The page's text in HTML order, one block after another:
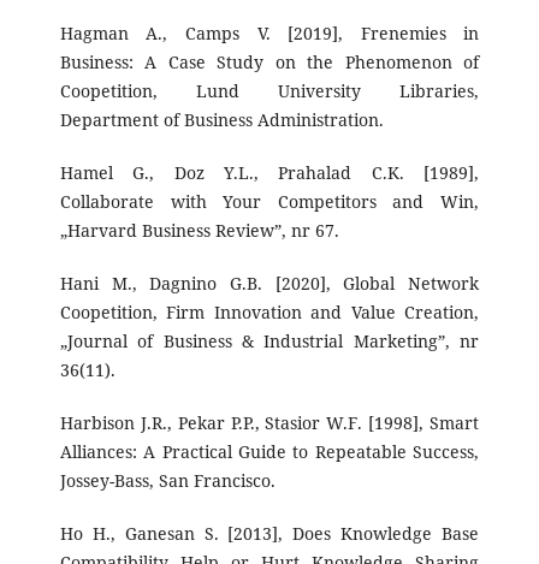
Hagman A., Camps V. [2019], Frenemies in
Business: A Case Study on the Phenomenon of
Coopetition, Lund University Libraries,
Department of Business Administration.
Hamel G., Doz Y.L., Prahalad C.K. [1989],
Collaborate with Your Competitors and Win,
„Harvard Business Review”, nr 67.
Hani M., Dagnino G.B. [2020], Global Network
Coopetition, Firm Innovation and Value Creation,
„Journal of Business & Industrial Marketing”, nr
36(11).
Harbison J.R., Pekar P.P., Stasior W.F. [1998], Smart
Alliances: A Practical Guide to Repeatable Success,
Jossey-Bass, San Francisco.
Ho H., Ganesan S. [2013], Does Knowledge Base